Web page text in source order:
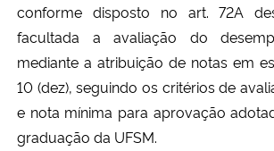
conforme disposto no art. 72A
facultada a avaliação do
mediante a atribuição de notas em
10 (dez), seguindo os critérios de
e nota mínima para aprovação
graduação da UFSM.